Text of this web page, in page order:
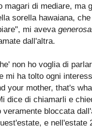
magari di mediare, ma
sorella hawaiana,
mi aveva
dall'altra.
non ho voglia di
mi ha tolto ogni
your mother, that's
dice di chiamarli e
bloccata
e nell'estate